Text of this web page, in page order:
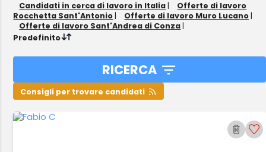
Candidati in cerca di lavoro in Italia |
Offerte di lavoro
Rocchetta Sant'Antonio | Offerte di lavoro Muro Lucano |
Offerte di lavoro Sant'Andrea di Conza |
Predefinito
RICERCA
Consigli per trovare candidati